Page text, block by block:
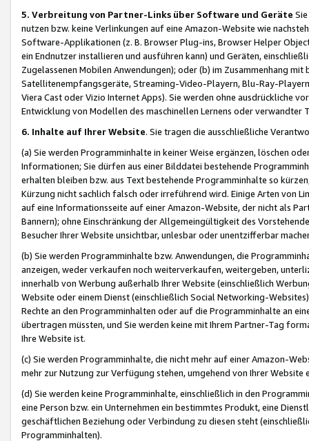
5. Verbreitung von Partner-Links über Software und Geräte
nutzen bzw. keine Verlinkungen auf eine Amazon-Website wie
Software-Applikationen (z. B. Browser Plug-ins, Browser Helper
ein Endnutzer installieren und ausführen kann) und Geräten,
Zugelassenen Mobilen Anwendungen); oder (b) im Zusammenhang
Satellitenempfangsgeräte, Streaming-Video-Playern, Blu-Ray-
Viera Cast oder Vizio Internet Apps). Sie werden ohne ausdrückliche
Entwicklung von Modellen des maschinellen Lernens oder
6. Inhalte auf Ihrer Website. Sie tragen die ausschließliche
(a) Sie werden Programminhalte in keiner Weise ergänzen, löschen
Informationen; Sie dürfen aus einer Bilddatei bestehende
erhalten bleiben bzw. aus Text bestehende Programminhalte so
Kürzung nicht sachlich falsch oder irreführend wird. Einige Arten von
auf eine Informationsseite auf einer Amazon-Website, der nicht als
Bannern); ohne Einschränkung der Allgemeingültigkeit des
Besucher Ihrer Website unsichtbar, unlesbar oder unentzifferbar
(b) Sie werden Programminhalte bzw. Anwendungen, die
anzeigen, weder verkaufen noch weiterverkaufen, weitergeben,
innerhalb von Werbung außerhalb Ihrer Website (einschließlich
Website oder einem Dienst (einschließlich Social Networking-
Rechte an den Programminhalten oder auf die Programminhalte an
übertragen müssten, und Sie werden keine mit Ihrem Partner-Tag
Ihre Website ist.
(c) Sie werden Programminhalte, die nicht mehr auf einer Amazon-
mehr zur Nutzung zur Verfügung stehen, umgehend von Ihrer
(d) Sie werden keine Programminhalte, einschließlich in den
eine Person bzw. ein Unternehmen ein bestimmtes Produkt, eine
geschäftlichen Beziehung oder Verbindung zu diesen steht
Programminhalten).